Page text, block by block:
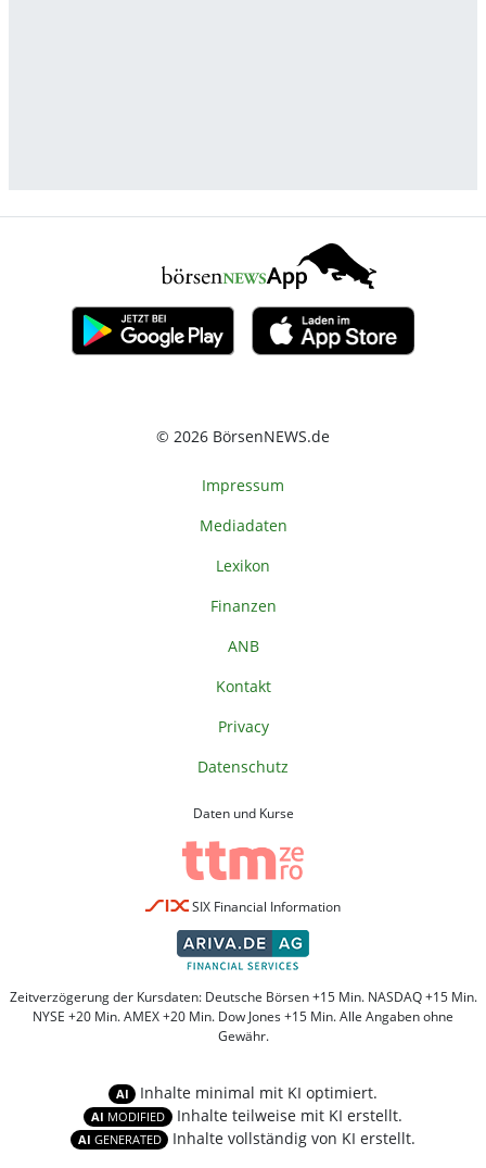
© 2026 BörsenNEWS.de
Impressum
Mediadaten
Lexikon
Finanzen
ANB
Kontakt
Privacy
Datenschutz
Daten und Kurse
SIX Financial Information
Zeitverzögerung der Kursdaten: Deutsche Börsen +15 Min. NASDAQ +15 Min.
NYSE +20 Min. AMEX +20 Min. Dow Jones +15 Min. Alle Angaben ohne
Gewähr.
AI Inhalte minimal mit KI optimiert.
AI MODIFIED Inhalte teilweise mit KI erstellt.
AI GENERATED Inhalte vollständig von KI erstellt.